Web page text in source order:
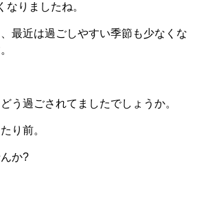
りましたね。
最近は過ごしやすい季節も少なくな
う過ごされてましたでしょうか。
り前。
か?